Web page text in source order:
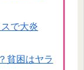
で大炎
貧困はヤラ